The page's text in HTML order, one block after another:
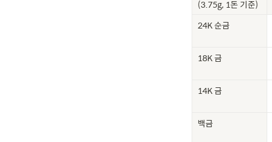
(3.75g, 1돈 기준)
24K 순금
18K 금
14K 금
백금